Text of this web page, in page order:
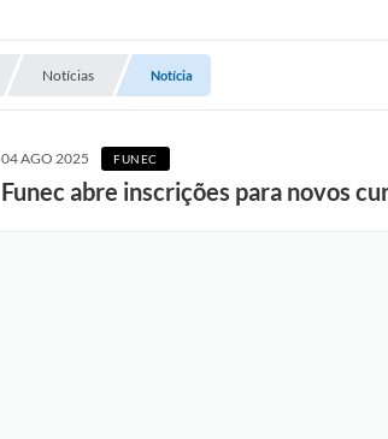
Notícias Notícia
04 AGO 2025 FUNEC
Funec abre inscrições para novos